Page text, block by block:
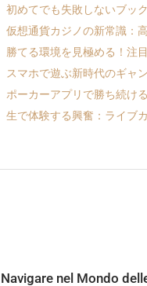
初めてでも失敗しないブッ
仮想通貨カジノの新常識：
勝てる環境を見極める！注
スマホで遊ぶ新時代のギャ
ポーカーアプリで勝ち続け
生で体験する興奮：ライブ
Navigare nel Mondo